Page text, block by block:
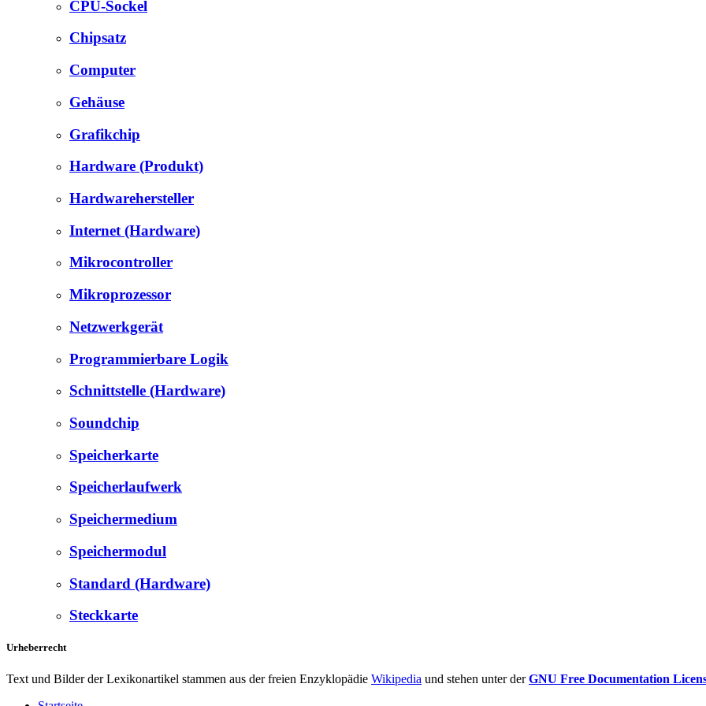
CPU-Sockel
Chipsatz
Computer
Gehäuse
Grafikchip
Hardware (Produkt)
Hardwarehersteller
Internet (Hardware)
Mikrocontroller
Mikroprozessor
Netzwerkgerät
Programmierbare Logik
Schnittstelle (Hardware)
Soundchip
Speicherkarte
Speicherlaufwerk
Speichermedium
Speichermodul
Standard (Hardware)
Steckkarte
Urheberrecht
Text und Bilder der Lexikonartikel stammen aus der freien Enzyklopädie Wikipedia und stehen unter derGNU Free Documentation